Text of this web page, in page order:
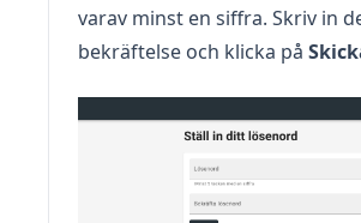
varav minst en siffra. Skriv in
bekräftelse och klicka på